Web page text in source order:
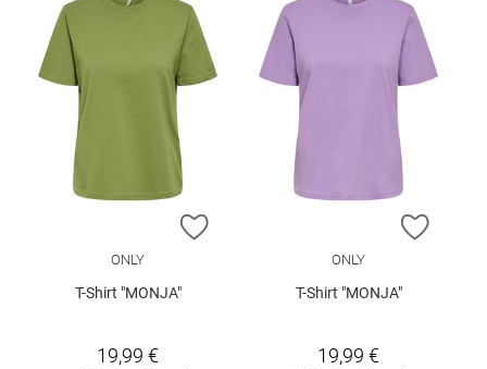
ZUR WUNSCHLISTE HINZUFÜGEN
ONLY
T-Shirt "MONJA"
19,99 €
ZUR
ONLY
T-Shirt "MONJA"
19,99 €